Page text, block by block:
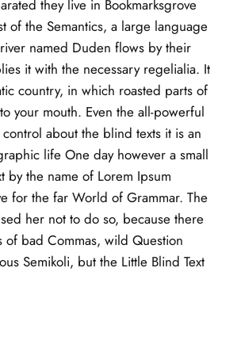
they live in Bookmarksgrove
of the Semantics, a large language
named Duden flows by their
it with the necessary regelialia. It
country, in which roasted parts of
your mouth. Even the all-powerful
about the blind texts it is an
life One day however a small
by the name of Lorem Ipsum
for the far World of Grammar. The
her not to do so, because there
of bad Commas, wild Question
Semikoli, but the Little Blind Text